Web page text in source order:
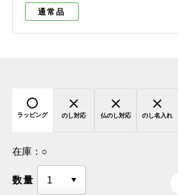
通常品
ラッピング のし対応 仏のし対応 のし名入れ
在庫： ○
数量